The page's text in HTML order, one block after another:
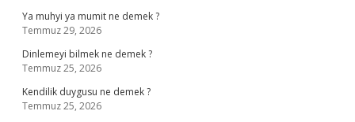
Ya muhyi ya mumit ne demek ?
Temmuz 29, 2026
Dinlemeyi bilmek ne demek ?
Temmuz 25, 2026
Kendilik duygusu ne demek ?
Temmuz 25, 2026